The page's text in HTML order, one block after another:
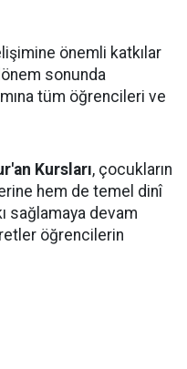
önemli katkılar
sonunda
tüm öğrencileri ve
Kursları, çocukların
hem de temel dinî
sağlamaya devam
öğrencilerin